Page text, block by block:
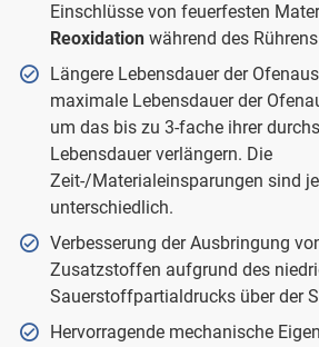
Einschlüsse von feuerfesten
Reoxidationwährend des
Längere Lebensdauer der
maximale Lebensdauer der
um das bis zu 3-fache ihrer
Lebensdauer verlängern. Die
Zeit-/Materialeinsparungen sind
unterschiedlich.
Verbesserung der Ausbringung
Zusatzstoffen aufgrund des
Sauerstoffpartialdrucks über der
Hervorragende mechanische